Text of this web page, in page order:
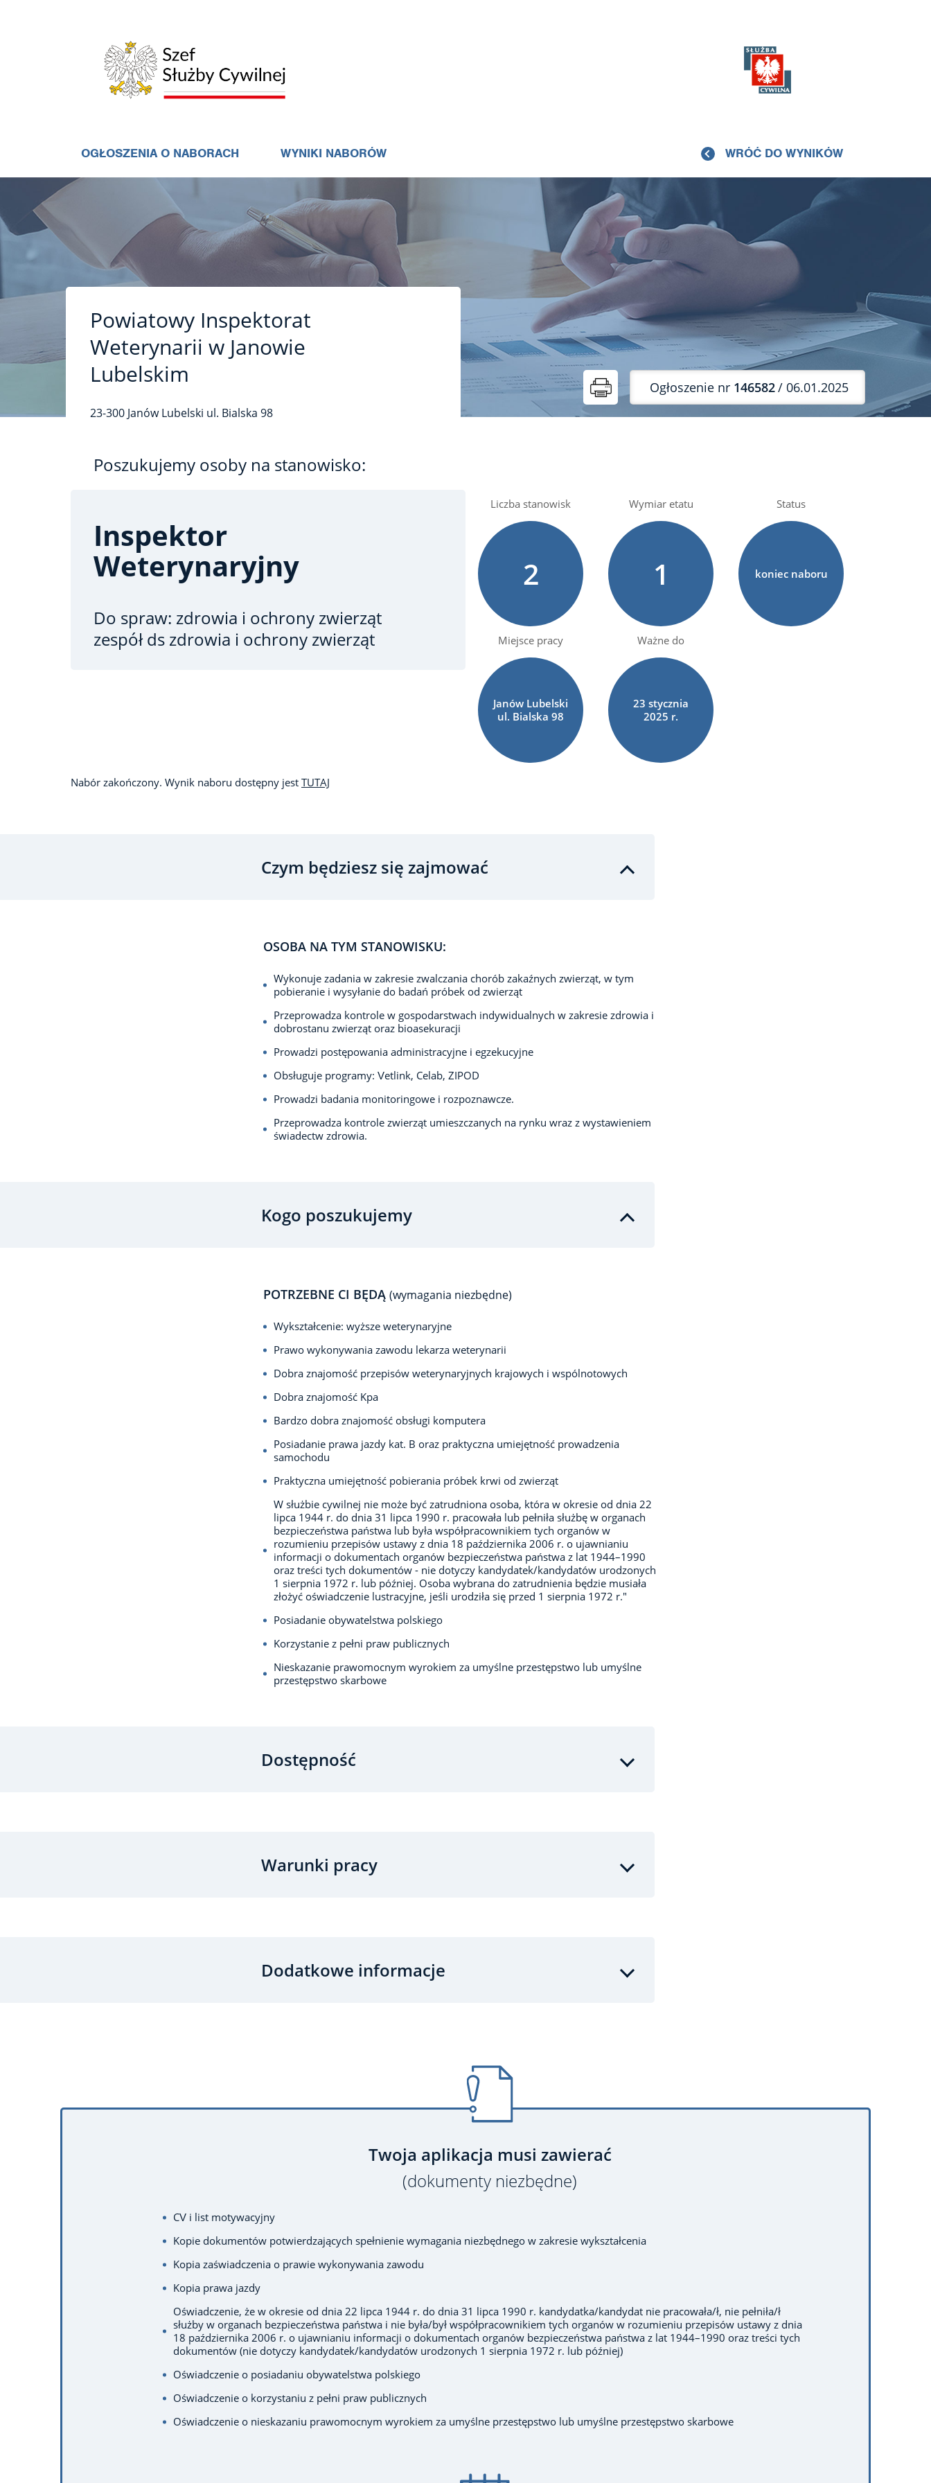
OGŁOSZENIA O NABORACH WYNIKI NABORÓW WRÓĆ DO WYNIKÓW
Powiatowy Inspektorat
Weterynarii w Janowie
Lubelskim
23-300 Janów Lubelski ul. Bialska 98
Ogłoszenie nr 146582/ 06.01.2025
Poszukujemy osoby na stanowisko:
Inspektor
Weterynaryjny
Do spraw: zdrowia i ochrony zwierząt
zespół ds zdrowia i ochrony zwierząt
Liczba stanowisk
2
Wymiar etatu
1
Status
koniec naboru
Miejsce pracy
Janów Lubelski
ul. Bialska98
Ważne do
23stycznia
2025 r.
Nabór zakończony. Wynik naboru dostępny jest TUTAJ
Czym będziesz się zajmować
OSOBA NA TYM STANOWISKU:
Wykonuje zadania w zakresie zwalczania chorób zakaźnych zwierząt, w tym
pobieranie i wysyłanie do badań próbek od zwierząt
Przeprowadza kontrole w gospodarstwach indywidualnych w zakresie zdrowia i
dobrostanu zwierząt oraz bioasekuracji
Prowadzi postępowania administracyjne i egzekucyjne
Obsługuje programy: Vetlink, Celab, ZIPOD
Prowadzi badania monitoringowe i rozpoznawcze.
Przeprowadza kontrole zwierząt umieszczanych na rynku wraz z wystawieniem
świadectw zdrowia.
Kogo poszukujemy
POTRZEBNE CI BĘDĄ (wymagania niezbędne)
Wykształcenie: wyższe weterynaryjne
Prawo wykonywania zawodu lekarza weterynarii
Dobra znajomość przepisów weterynaryjnych krajowych i wspólnotowych
Dobra znajomość Kpa
Bardzo dobra znajomość obsługi komputera
Posiadanie prawa jazdy kat. B oraz praktyczna umiejętność prowadzenia
samochodu
Praktyczna umiejętność pobierania próbek krwi od zwierząt
W służbie cywilnej nie może być zatrudniona osoba, która w okresie od dnia 22
lipca 1944 r. do dnia 31 lipca 1990 r. pracowała lub pełniła służbę w organach
bezpieczeństwa państwa lub była współpracownikiem tych organów w
rozumieniu przepisów ustawy z dnia 18 października 2006 r. o ujawnianiu
informacji o dokumentach organów bezpieczeństwa państwa z lat 1944–1990
oraz treści tych dokumentów - nie dotyczy kandydatek/kandydatów urodzonych
1 sierpnia 1972 r. lub później. Osoba wybrana do zatrudnienia będzie musiała
złożyć oświadczenie lustracyjne, jeśli urodziła się przed 1 sierpnia 1972 r."
Posiadanie obywatelstwa polskiego
Korzystanie z pełni praw publicznych
Nieskazanie prawomocnym wyrokiem za umyślne przestępstwo lub umyślne
przestępstwo skarbowe
Dostępność
Warunki pracy
Dodatkowe informacje
Twoja aplikacja musi zawierać
(dokumenty niezbędne)
CV i list motywacyjny
Kopie dokumentów potwierdzających spełnienie wymagania niezbędnego w zakresie wykształcenia
Kopia zaświadczenia o prawie wykonywania zawodu
Kopia prawa jazdy
Oświadczenie, że w okresie od dnia 22 lipca 1944 r. do dnia 31 lipca 1990 r. kandydatka/kandydat nie pracowała/ł, nie pełniła/ł
służby w organach bezpieczeństwa państwa i nie była/był współpracownikiem tych organów w rozumieniu przepisów ustawy z dnia
18 października 2006 r. o ujawnianiu informacji o dokumentach organów bezpieczeństwa państwa z lat 1944–1990 oraz treści tych
dokumentów (nie dotyczy kandydatek/kandydatów urodzonych 1 sierpnia 1972 r. lub później)
Oświadczenie o posiadaniu obywatelstwa polskiego
Oświadczenie o korzystaniu z pełni praw publicznych
Oświadczenie o nieskazaniu prawomocnym wyrokiem za umyślne przestępstwo lub umyślne przestępstwo skarbowe